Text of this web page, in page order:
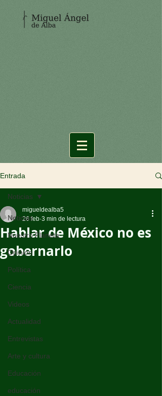
Entrada
Noticias
Nuestro Planeta
Opinión
Política
Ciencia
Videos
Actualidad
Entrevistas
Arte y cultura
Educación
educación
Noticias
Hablar de México no es
gobernarlo
migueldealba5
26 feb 3 min de lectura